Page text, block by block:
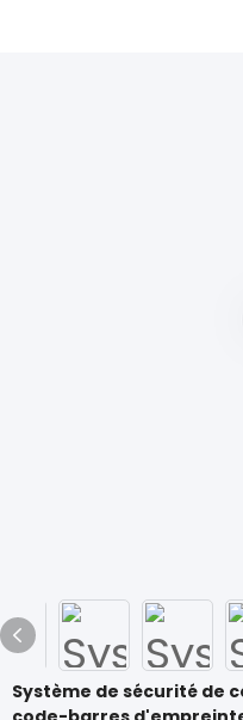
Système de sécurité de